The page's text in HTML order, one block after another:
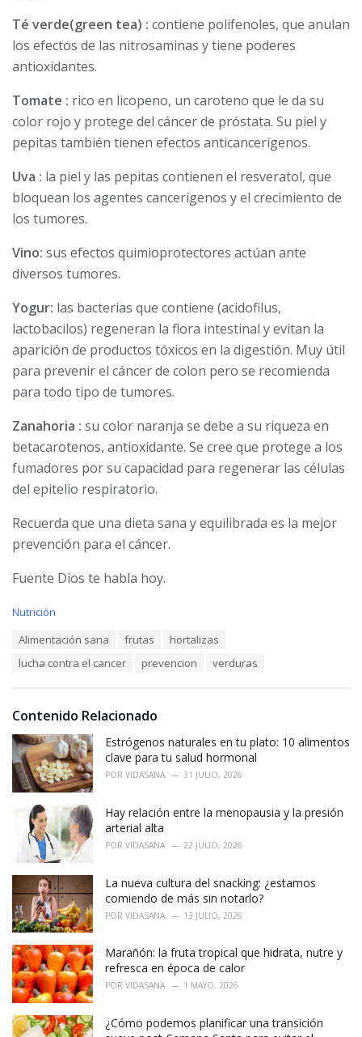
Té verde(green tea) : contiene polifenoles, que anulan
los efectos de las nitrosaminas y tiene poderes
antioxidantes.
Tomate : rico en licopeno, un caroteno que le da su
color rojo y protege del cáncer de próstata. Su piel y
pepitas también tienen efectos anticancerígenos.
Uva : la piel y las pepitas contienen el resveratol, que
bloquean los agentes cancerígenos y el crecimiento de
los tumores.
Vino: sus efectos quimioprotectores actúan ante
diversos tumores.
Yogur: las bacterias que contiene (acidofilus,
lactobacilos) regeneran la flora intestinal y evitan la
aparición de productos tóxicos en la digestión. Muy útil
para prevenir el cáncer de colon pero se recomienda
para todo tipo de tumores.
Zanahoria : su color naranja se debe a su riqueza en
betacarotenos, antioxidante. Se cree que protege a los
fumadores por su capacidad para regenerar las células
del epitelio respiratorio.
Recuerda que una dieta sana y equilibrada es la mejor
prevención para el cáncer.
Fuente Dios te habla hoy.
C
i
s
Nutrición
Alimentación sana frutas
hortalizas
lucha contra el cancer
prevencion verduras
Contenido Relacionado
Estrógenos naturales en tu plato: 10 alimentos
clave para tu salud hormonal
POR VIDASANA 31 JULIO, 2026
Hay relación entre la menopausia y la presión
arterial alta
POR VIDASANA 22 JULIO, 2026
La nueva cultura del snacking: ¿estamos
comiendo de más sin notarlo?
POR VIDASANA 13 JULIO, 2026
Marañón: la fruta tropical que hidrata, nutre y
refresca en época de calor
POR VIDASANA 1 MAYO, 2026
¿Cómo podemos planificar una transición